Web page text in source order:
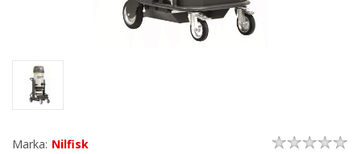
Marka: Nilfisk